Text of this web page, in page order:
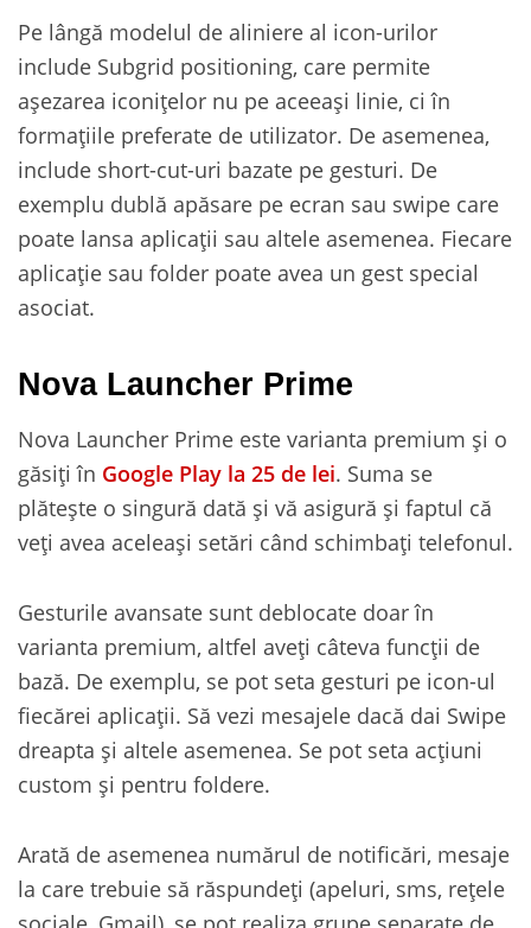
Pe lângă modelul de aliniere al icon-urilor
include Subgrid positioning, care permite
așezarea iconițelor nu pe aceeași linie, ci în
formațiile preferate de utilizator. De asemenea,
include short-cut-uri bazate pe gesturi. De
exemplu dublă apăsare pe ecran sau swipe care
poate lansa aplicații sau altele asemenea. Fiecare
aplicație sau folder poate avea un gest special
asociat.
Nova Launcher Prime
Nova Launcher Prime este varianta premium și o
găsiți în Google Play la 25 de lei. Suma se
plătește o singură dată și vă asigură și faptul că
veți avea aceleași setări când schimbați telefonul.
Gesturile avansate sunt deblocate doar în
varianta premium, altfel aveți câteva funcții de
bază. De exemplu, se pot seta gesturi pe icon-ul
fiecărei aplicații. Să vezi mesajele dacă dai Swipe
dreapta și altele asemenea. Se pot seta acțiuni
custom și pentru foldere.
Arată de asemenea numărul de notificări, mesaje
la care trebuie să răspundeți (apeluri, sms, rețele